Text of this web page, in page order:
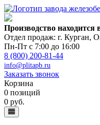
Производство находится
Отдел продаж: г. Курган,
Пн-Пт с 7:00 до 16:00
8 (800) 200-81-44
info@plitapb.ru
Заказать звонок
Корзина
0 позиций
0 руб.